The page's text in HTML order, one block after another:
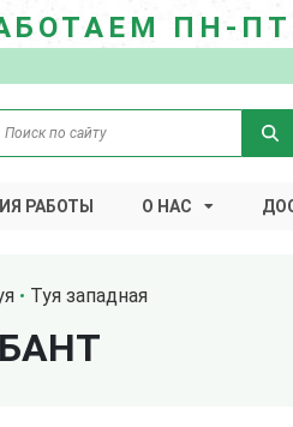
ПН-ПТ
РАБОТЫ О НАС
Туя западная